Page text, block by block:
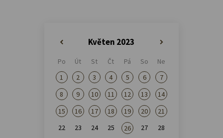
Květen 2023
Po Út St Čt Pá So
Ne
1
2 3 4 5 6
7
8
9 10 11 12 13
14
15
16 17 18 19 20
21
22
23 24 25 26 27
28